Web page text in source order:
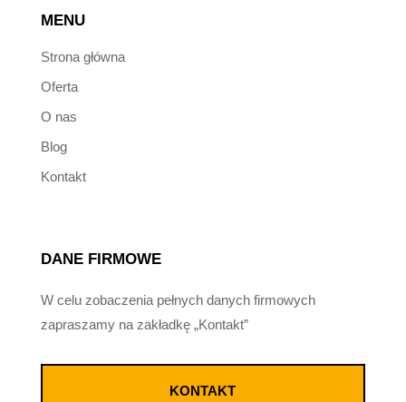
MENU
Strona główna
Oferta
O nas
Blog
Kontakt
DANE FIRMOWE
W celu zobaczenia pełnych danych firmowych
zapraszamy na zakładkę „Kontakt”
KONTAKT